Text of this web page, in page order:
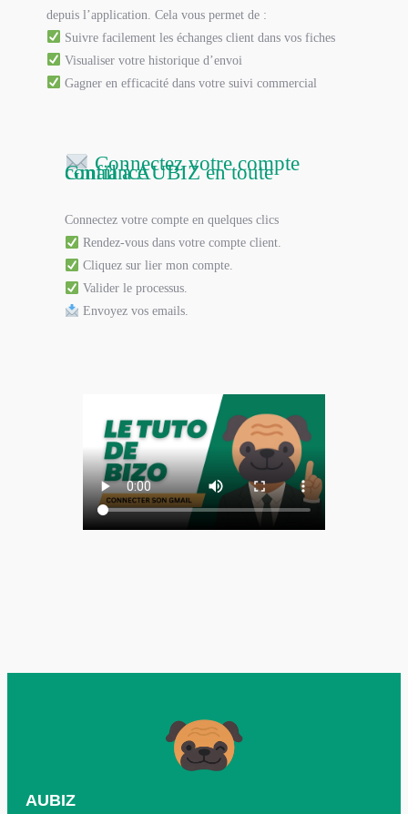
depuis l’application. Cela vous permet de :
Suivre facilement les échanges client dans vos fiches
Visualiser votre historique d’envoi
Gagner en efficacité dans votre suivi commercial
Connectez votre compte
Gmail à AUBIZ en toute confiance
Connectez votre compte en quelques clics
Rendez-vous dans votre compte client.​
Cliquez sur lier mon compte.​
Valider le processus.​
Envoyez vos emails.​
AUBIZ